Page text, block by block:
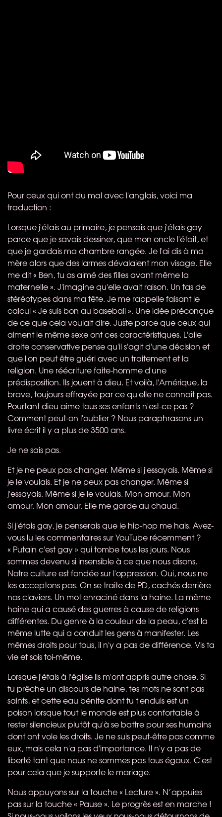
Pour ceux qui ont du mal avec l'anglais, voici ma
traduction :
Lorsque j'étais au primaire, je pensais que j'étais gay
parce que je savais dessiner, que mon oncle l'était, et
que je gardais ma chambre rangée. Je l'ai dis à ma
mère alors que des larmes dévalaient mon visage. Elle
me dit « Ben, tu as aimé des filles avant même la
maternelle ». J'imagine qu'elle avait raison. Un tas de
stéréotypes dans ma tête. Je me rappelle faisant le
calcul « Je suis bon au baseball ». Une idée préconçue
de ce que cela voulait dire. Juste parce que ceux qui
aiment le même sexe ont ces caractéristiques. L'aile
droite conservative pense qu'il s'agit d'une décision et
que l'on peut être guéri avec un traitement et la
religion. Une réécriture faite-homme d'une
prédisposition. Ils jouent à dieu. Et voilà, l'Amérique, la
brave, toujours effrayée par ce qu'elle ne connait pas.
Pourtant dieu aime tous ses enfants n'est-ce pas ?
Comment peut-on l'oublier ? Nous paraphrasons un
livre écrit il y a plus de 3500 ans.
Je ne sais pas.
Et je ne peux pas changer. Même si j'essayais. Même si
je le voulais. Et je ne peux pas changer. Même si
j'essayais. Même si je le voulais. Mon amour. Mon
amour. Mon amour. Elle me garde au chaud.
Si j'étais gay, je penserais que le hip-hop me hais. Avez-
vous lu les commentaires sur YouTube récemment ?
« Putain c'est gay » qui tombe tous les jours. Nous
sommes devenu si insensible à ce que nous disons.
Notre culture est fondée sur l'oppression. Oui, nous ne
les acceptons pas. On se traite de PD, cachés derrière
nos claviers. Un mot enraciné dans la haine. La même
haine qui a causé des guerres à cause de religions
différentes. Du genre à la couleur de la peau, c'est la
même lutte qui a conduit les gens à manifester. Les
mêmes droits pour tous, il n'y a pas de différence. Vis ta
vie et sois toi-même.
Lorsque j'étais à l'église ils m'ont appris autre chose. Si
tu prêche un discours de haine, tes mots ne sont pas
saints, et cette eau bénite dont tu t'enduis est un
poison lorsque tout le monde est plus confortable à
rester silencieux plutôt qu'à se battre pour ses humains
dont ont vole les droits. Je ne suis peut-être pas comme
eux, mais cela n'a pas d'importance. Il n'y a pas de
liberté tant que nous ne sommes pas tous égaux. C'est
pour cela que je supporte le mariage.
Nous appuyons sur la touche « Lecture ». N’appuies
pas sur la touche « Pause ». Le progrès est en marche !